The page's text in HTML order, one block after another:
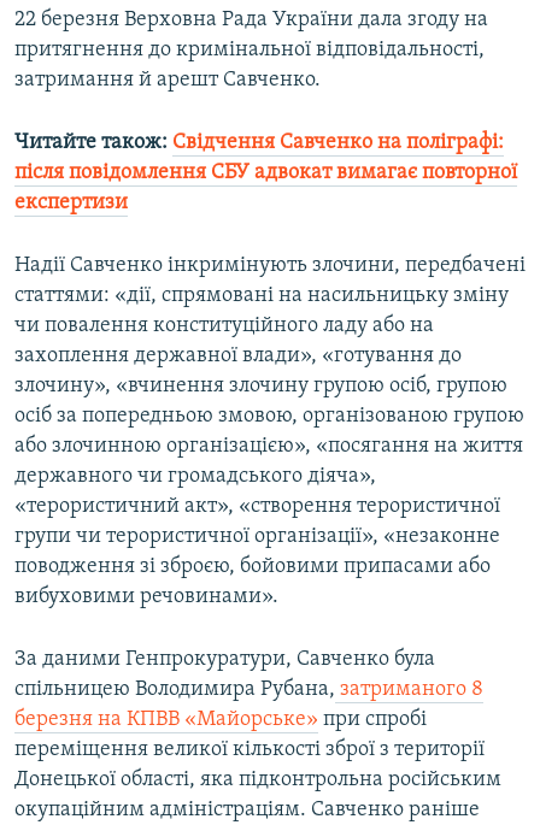
22 березня Верховна Рада України дала згоду на
притягнення до кримінальної відповідальності,
затримання й арешт Савченко.
Читайте також: Свідчення Савченко на поліграфі:
після повідомлення СБУ адвокат вимагає повторної
експертизи
Надії Савченко інкримінують злочини, передбачені
статтями: «дії, спрямовані на насильницьку зміну
чи повалення конституційного ладу або на
захоплення державної влади», «готування до
злочину», «вчинення злочину групою осіб, групою
осіб за попередньою змовою, організованою групою
або злочинною організацією», «посягання на життя
державного чи громадського діяча»,
«терористичний акт», «створення терористичної
групи чи терористичної організації», «незаконне
поводження зі зброєю, бойовими припасами або
вибуховими речовинами».
За даними Генпрокуратури, Савченко була
спільницею Володимира Рубана, затриманого 8
березня на КПВВ «Майорське» при спробі
переміщення великої кількості зброї з території
Донецької області, яка підконтрольна російським
окупаційним адміністраціям. Савченко раніше